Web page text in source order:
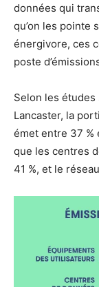
données qui
qu’on les pointe
énergivore, ces
poste
Selon les études
Lancaster, la
émet entre 37 %
que les centres
41 %, et le